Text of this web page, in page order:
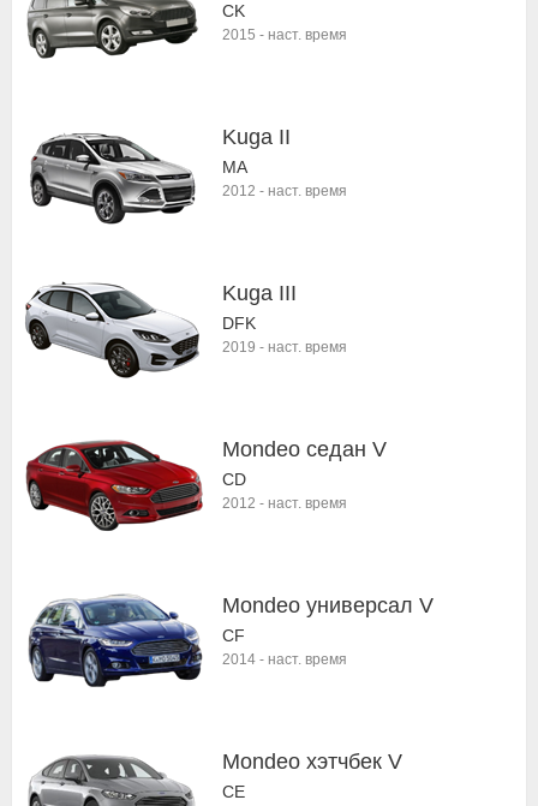
CK
2015 - наст. время
Kuga II
MA
2012 - наст. время
Kuga III
DFK
2019 - наст. время
Mondeo седан V
CD
2012 - наст. время
Mondeo универсал V
CF
2014 - наст. время
Mondeo хэтчбек V
CE